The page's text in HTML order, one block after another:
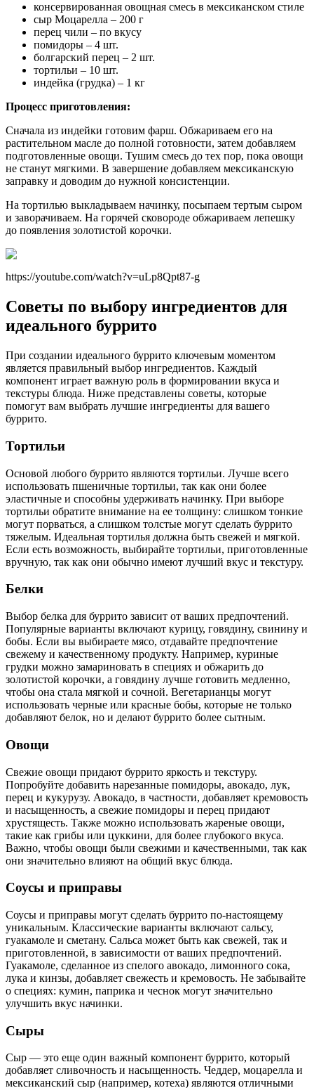
консервированная овощная смесь в мексиканском стиле
сыр Моцарелла – 200 г
перец чили – по вкусу
помидоры – 4 шт.
болгарский перец – 2 шт.
тортильи – 10 шт.
индейка (грудка) – 1 кг
Процесс приготовления:
Сначала из индейки готовим фарш. Обжариваем его на
растительном масле до полной готовности, затем добавляем
подготовленные овощи. Тушим смесь до тех пор, пока овощи
не станут мягкими. В завершение добавляем мексиканскую
заправку и доводим до нужной консистенции.
На тортилью выкладываем начинку, посыпаем тертым сыром
и заворачиваем. На горячей сковороде обжариваем лепешку
до появления золотистой корочки.
https://youtube.com/watch?v=uLp8Qpt87-g
Советы по выбору ингредиентов для
идеального буррито
При создании идеального буррито ключевым моментом
является правильный выбор ингредиентов. Каждый
компонент играет важную роль в формировании вкуса и
текстуры блюда. Ниже представлены советы, которые
помогут вам выбрать лучшие ингредиенты для вашего
буррито.
Тортильи
Основой любого буррито являются тортильи. Лучше всего
использовать пшеничные тортильи, так как они более
эластичные и способны удерживать начинку. При выборе
тортильи обратите внимание на ее толщину: слишком тонкие
могут порваться, а слишком толстые могут сделать буррито
тяжелым. Идеальная тортилья должна быть свежей и мягкой.
Если есть возможность, выбирайте тортильи, приготовленные
вручную, так как они обычно имеют лучший вкус и текстуру.
Белки
Выбор белка для буррито зависит от ваших предпочтений.
Популярные варианты включают курицу, говядину, свинину и
бобы. Если вы выбираете мясо, отдавайте предпочтение
свежему и качественному продукту. Например, куриные
грудки можно замариновать в специях и обжарить до
золотистой корочки, а говядину лучше готовить медленно,
чтобы она стала мягкой и сочной. Вегетарианцы могут
использовать черные или красные бобы, которые не только
добавляют белок, но и делают буррито более сытным.
Овощи
Свежие овощи придают буррито яркость и текстуру.
Попробуйте добавить нарезанные помидоры, авокадо, лук,
перец и кукурузу. Авокадо, в частности, добавляет кремовость
и насыщенность, а свежие помидоры и перец придают
хрустящесть. Также можно использовать жареные овощи,
такие как грибы или цуккини, для более глубокого вкуса.
Важно, чтобы овощи были свежими и качественными, так как
они значительно влияют на общий вкус блюда.
Соусы и приправы
Соусы и приправы могут сделать буррито по-настоящему
уникальным. Классические варианты включают сальсу,
гуакамоле и сметану. Сальса может быть как свежей, так и
приготовленной, в зависимости от ваших предпочтений.
Гуакамоле, сделанное из спелого авокадо, лимонного сока,
лука и кинзы, добавляет свежесть и кремовость. Не забывайте
о специях: кумин, паприка и чеснок могут значительно
улучшить вкус начинки.
Сыры
Сыр — это еще один важный компонент буррито, который
добавляет сливочность и насыщенность. Чеддер, моцарелла и
мексиканский сыр (например, котеха) являются отличными